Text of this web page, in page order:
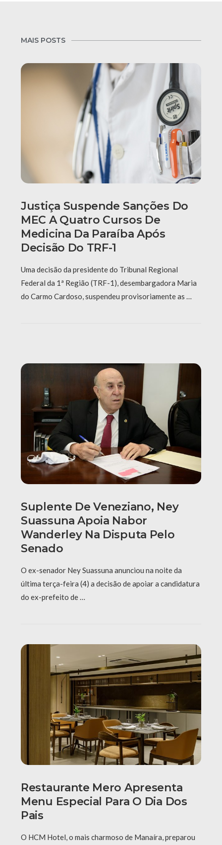
MAIS POSTS
Justiça Suspende Sanções Do
MEC A Quatro Cursos De
Medicina Da Paraíba Após
Decisão Do TRF-1
Uma decisão da presidente do Tribunal Regional
Federal da 1ª Região (TRF-1), desembargadora Maria
do Carmo Cardoso, suspendeu provisoriamente as …
Suplente De Veneziano, Ney
Suassuna Apoia Nabor
Wanderley Na Disputa Pelo
Senado
O ex-senador Ney Suassuna anunciou na noite da
última terça-feira (4) a decisão de apoiar a candidatura
do ex-prefeito de …
Restaurante Mero Apresenta
Menu Especial Para O Dia Dos
Pais
O HCM Hotel, o mais charmoso de Manaíra, preparou